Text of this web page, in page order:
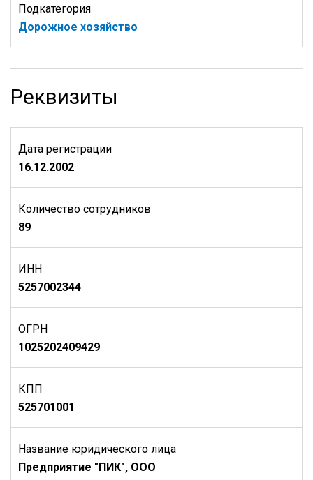
Подкатегория
Дорожное хозяйство
Реквизиты
Дата регистрации
16.12.2002
Количество сотрудников
89
ИНН
5257002344
ОГРН
1025202409429
КПП
525701001
Название юридического лица
Предприятие "ПИК", ООО